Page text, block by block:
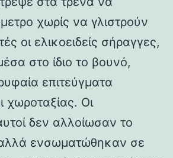
χωρίς να γλιστρούν
οι ελικοειδείς σήραγγες,
στο ίδιο το βουνό,
επιτεύγματα
χωροταξίας. Οι
δεν αλλοίωσαν το
ενσωματώθηκαν σε